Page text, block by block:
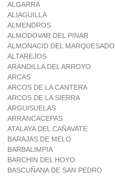
ALGARRA
ALIAGUILLA
ALMENDROS
ALMODOVAR DEL PINAR
ALMONACID DEL MARQUESADO
ALTAREJOS
ARANDILLA DEL ARROYO
ARCAS
ARCOS DE LA CANTERA
ARCOS DE LA SIERRA
ARGUISUELAS
ARRANCACEPAS
ATALAYA DEL CAÑAVATE
BARAJAS DE MELO
BARBALIMPIA
BARCHIN DEL HOYO
BASCUÑANA DE SAN PEDRO